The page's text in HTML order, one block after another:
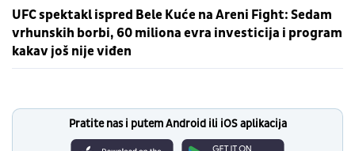
UFC spektakl ispred Bele Kuće na Areni Fight: Sedam
vrhunskih borbi, 60 miliona evra investicija i program
kakav još nije viđen
Pratite nas i putem Android ili iOS aplikacija